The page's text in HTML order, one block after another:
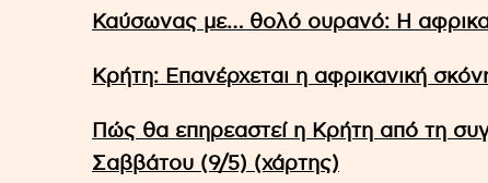
Καύσωνας με… θολό ουρανό: Η
Κρήτη: Επανέρχεται η αφρικανική
Πώς θα επηρεαστεί η Κρήτη από τη
Σαββάτου (9/5) (χάρτης)